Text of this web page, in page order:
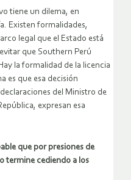
tiene un dilema, en
Existen formalidades,
legal que el Estado está
que Southern Perú
la formalidad de la licencia
es que esa decisión
del Ministro de
expresan esa
que por presiones de
termine cediendo a los